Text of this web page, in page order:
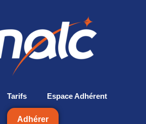
Tarifs Espace Adhérent
Adhérer